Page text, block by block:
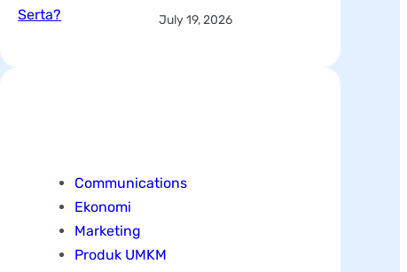
July 19, 2026
Communications
Ekonomi
Marketing
Produk UMKM